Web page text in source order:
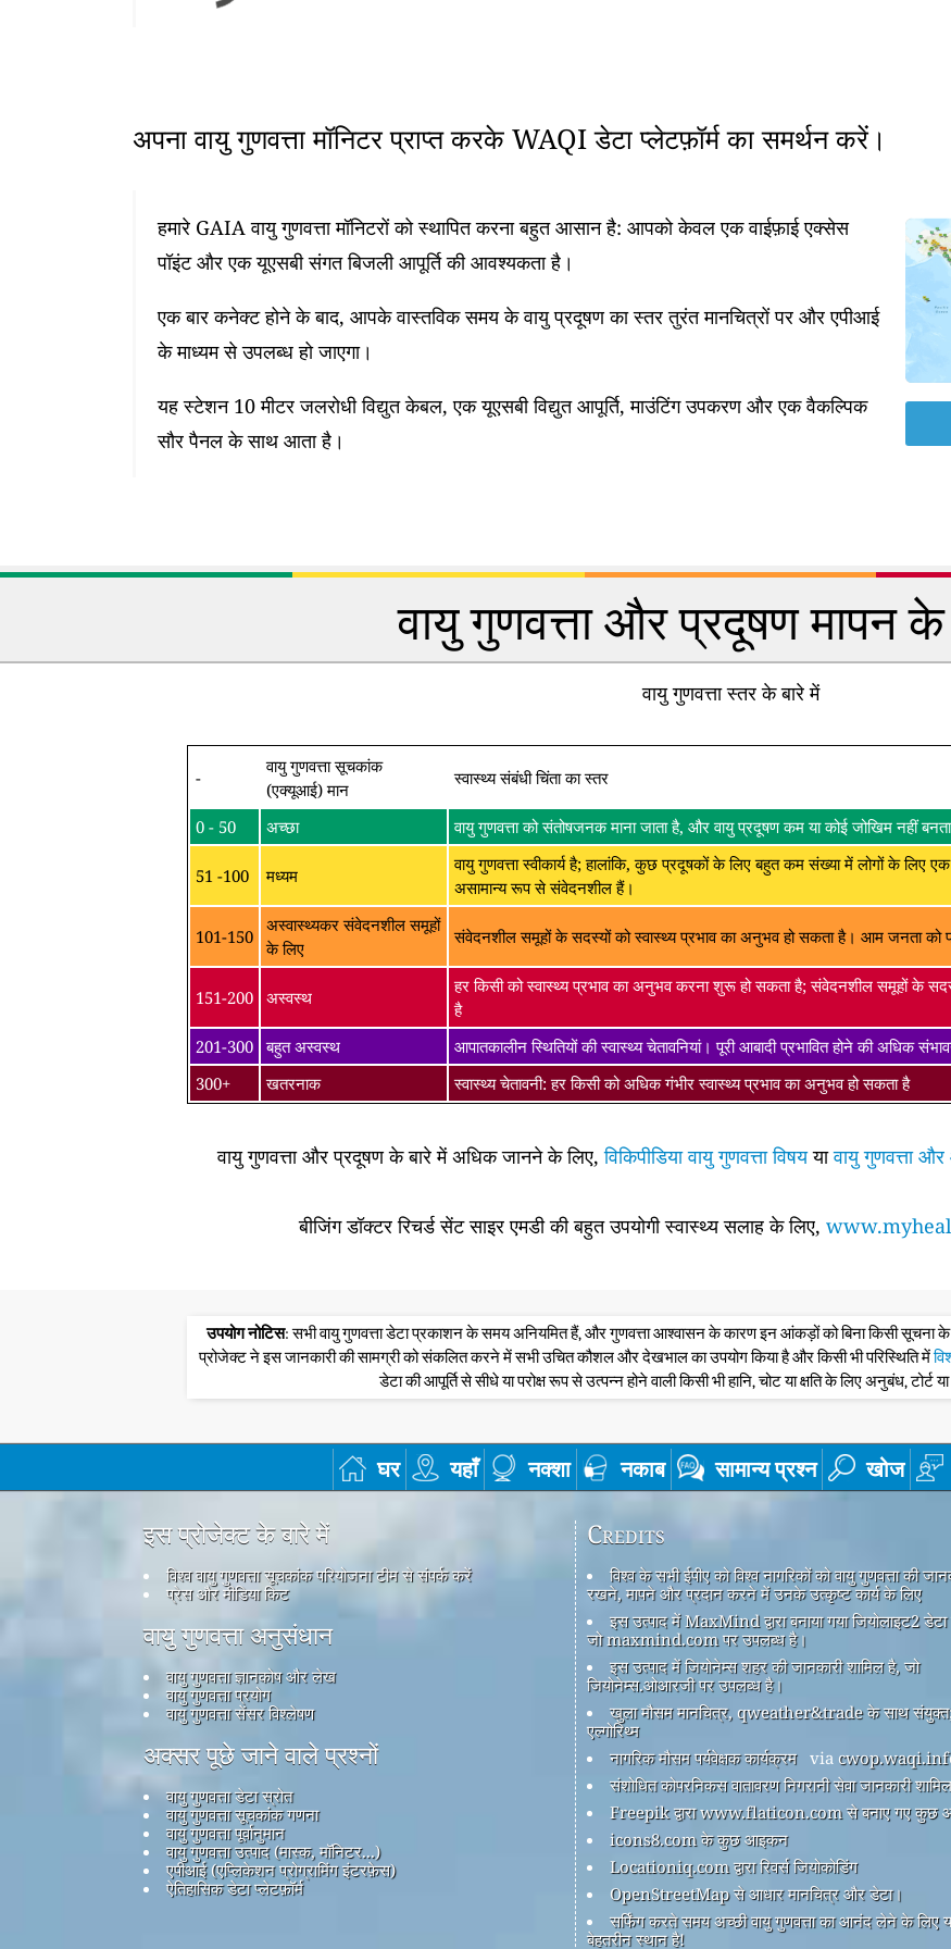
अपना वायु गुणवत्ता मॉनिटर प्राप्त करके WAQI डेटा प्लेटफ़ॉर्म का समर्थन करें।
हमारे GAIA वायु गुणवत्ता मॉनिटरों को स्थापित करना बहुत आसान है: आपको केवल एक वाईफ़ाई एक्सेस
पॉइंट और एक यूएसबी संगत बिजली आपूर्ति की आवश्यकता है।
एक बार कनेक्ट होने के बाद, आपके वास्तविक समय के वायु प्रदूषण का स्तर तुरंत मानचित्रों पर और एपीआई
के माध्यम से उपलब्ध हो जाएगा।
यह स्टेशन 10 मीटर जलरोधी विद्युत केबल, एक यूएसबी विद्युत आपूर्ति, माउंटिंग उपकरण और एक वैकल्पिक
सौर पैनल के साथ आता है।
वायु गुणवत्ता और प्रदूषण मापन के
वायु गुणवत्ता स्तर के बारे में
-
वायु गुणवत्ता सूचकांक
(एक्यूआई) मान
स्वास्थ्य संबंधी चिंता का स्तर
0 - 50 अच्छा वायु गुणवत्ता को संतोषजनक माना जाता है, और वायु प्रदूषण कम या कोई जोखिम नहीं
51 -100 मध्यम
वायु गुणवत्ता स्वीकार्य है; हालांकि, कुछ प्रदूषकों के लिए बहुत कम संख्या में लोगों के लिए
असामान्य रूप से संवेदनशील हैं।
101-150
अस्वास्थ्यकर संवेदनशील समूहों
के लिए
संवेदनशील समूहों के सदस्यों को स्वास्थ्य प्रभाव का अनुभव हो सकता है। आम जनता को
151-200 अस्वस्थ
हर किसी को स्वास्थ्य प्रभाव का अनुभव करना शुरू हो सकता है; संवेदनशील समूहों के
है
201-300 बहुत अस्वस्थ
आपातकालीन स्थितियों की स्वास्थ्य चेतावनियां। पूरी आबादी प्रभावित होने की अधिक
300+
खतरनाक स्वास्थ्य चेतावनी: हर किसी को अधिक गंभीर स्वास्थ्य प्रभाव का अनुभव हो सकता है
वायु गुणवत्ता और प्रदूषण के बारे में अधिक जानने के लिए,विकिपीडिया वायु गुणवत्ता विषययावायु गुणवत्ता
बीजिंग डॉक्टर रिचर्ड सेंट साइर एमडी की बहुत उपयोगी स्वास्थ्य सलाह के लिए,
उपयोग नोटिस: सभी वायु गुणवत्ता डेटा प्रकाशन के समय अनियमित हैं, और गुणवत्ता आश्वासन के कारण इन आंकड़ों को बिना किसी सूचना
प्रोजेक्ट ने इस जानकारी की सामग्री को संकलित करने में सभी उचित कौशल और देखभाल का उपयोग किया है और किसी भी परिस्थिति में
डेटा की आपूर्ति से सीधे या परोक्ष रूप से उत्पन्न होने वाली किसी भी हानि, चोट या क्षति के लिए अनुबंध, टोर्ट
घर यहाँ नक्शा नकाब सामान्य प्रश्न खोज
इस प्रोजेक्ट के बारे में
विश्व वायु गुणवत्ता सूचकांक परियोजना टीम से संपर्क करें
प्रेस और मीडिया किट
वायु गुणवत्ता अनुसंधान
वायु गुणवत्ता ज्ञानकोष और लेख
वायु गुणवत्ता प्रयोग
वायु गुणवत्ता सेंसर विश्लेषण
अक्सर पूछे जाने वाले प्रश्नों
वायु गुणवत्ता डेटा स्रोत
वायु गुणवत्ता सूचकांक गणना
वायु गुणवत्ता पूर्वानुमान
वायु गुणवत्ता उत्पाद (मास्क, मॉनिटर...)
एपीआई (एप्लिकेशन प्रोग्रामिंग इंटरफ़ेस)
ऐतिहासिक डेटा प्लेटफ़ॉर्म
Credits
विश्व के सभी ईपीए को विश्व नागरिकों को वायु गुणवत्ता की
रखने, मापने और प्रदान करने में उनके उत्कृष्ट कार्य के लिए
इस उत्पाद में MaxMind द्वारा बनाया गया जियोलाइट2 डेटा
जो maxmind.com पर उपलब्ध है।
इस उत्पाद में जियोनेम्स शहर की जानकारी शामिल है, जो
जियोनेम्स.ओआरजी पर उपलब्ध है।
खुला मौसम मानचित्र, qweather&trade के साथ
एल्गोरिथ्म
नागरिक मौसम पर्यवेक्षक कार्यक्रम via
संशोधित कोपरनिकस वातावरण निगरानी सेवा जानकारी
Freepik द्वारा www.flaticon.com से बनाए गए कुछ
icons8.com के कुछ आइकन
Locationiq.com द्वारा रिवर्स जियोकोडिंग
OpenStreetMap से आधार मानचित्र और डेटा।
सर्फिंग करते समय अच्छी वायु गुणवत्ता का आनंद लेने के लिए
बेहतरीन स्थान है!